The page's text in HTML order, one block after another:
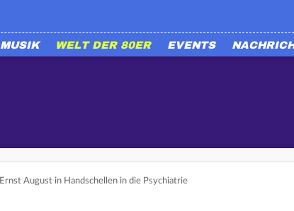
MUSIK WELT DER 80ER EVENTS
Ernst August in Handschellen in die Psychiatrie